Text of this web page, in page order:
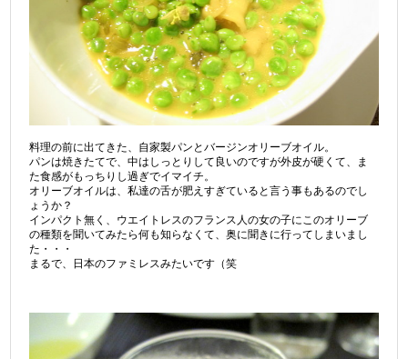
料理の前に出てきた、自家製パンとバージンオリーブオイル。
パンは焼きたてで、中はしっとりして良いのですが外皮が硬くて、ま
た食感がもっちりし過ぎでイマイチ。
オリーブオイルは、私達の舌が肥えすぎていると言う事もあるのでし
ょうか？
インパクト無く、ウエイトレスのフランス人の女の子にこのオリーブ
の種類を聞いてみたら何も知らなくて、奥に聞きに行ってしまいまし
た・・・
まるで、日本のファミレスみたいです（笑